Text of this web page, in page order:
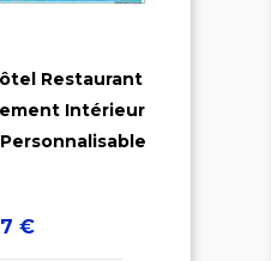
Restaurant
Intérieur
€